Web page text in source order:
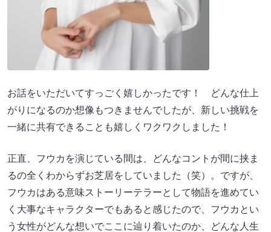
お話をいただいてすっごく嬉しかったです！ どんな仕上
がりになるのか想像もつきませんでしたが、新しい挑戦を
一緒に共有できることも嬉しくワクワクしました！
正直、フウカを演じている間は、どんなコントが間に挟ま
るの全くわからずお芝居をしていました（笑）。ですが、
フウカはある意味ストーリーテラーとして物語を進めてい
く大事なキャラクターでもあると感じたので、フウカとい
う女性がどんな想いでここに辿り着いたのか、どんな人生